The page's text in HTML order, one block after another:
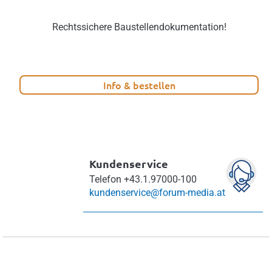
Rechtssichere Baustellendokumentation!
Info & bestellen
Kundenservice
Telefon +43.1.97000-100
kundenservice@forum-media.at